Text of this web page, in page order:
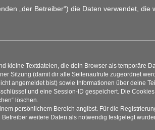
„der Betreiber“) die Daten verwendet, die
kleine Textdateien, die dein Browser als temporäre
Sitzung (damit dir alle Seitenaufrufe zugeordnet
angemeldet bist) sowie Informationen über deine
und eine Session-ID gespeichert. Die
löschen.
persönlichem Bereich angibst. Für die
weitere Daten als notwendig festgelegt